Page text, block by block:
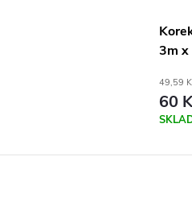
3m x
49,59
60